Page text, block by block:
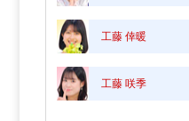
工藤 倖暖
工藤 咲季